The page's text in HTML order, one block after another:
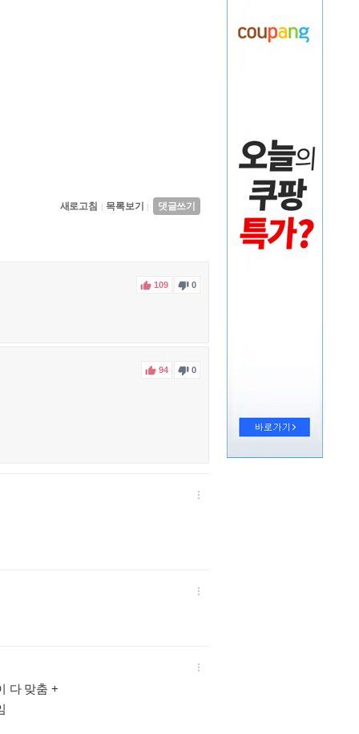
새로고침 | 목록보기 | 댓글쓰기
 109  0
 94  0


다 맞춤 +
